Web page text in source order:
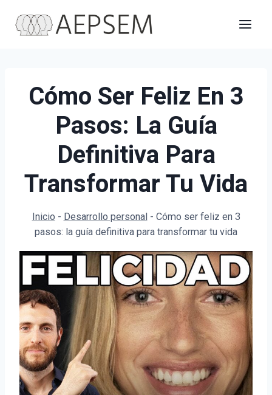
Cómo Ser Feliz En 3
Pasos: La Guía
Definitiva Para
Transformar Tu Vida
Inicio - Desarrollo personal- Cómo ser feliz en 3
pasos: la guía definitiva para transformar tu vida